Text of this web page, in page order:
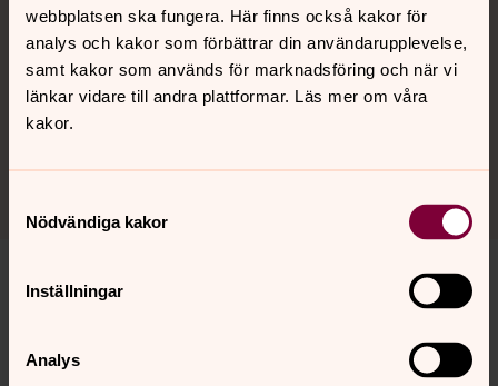
webbplatsen ska fungera. Här finns också kakor för
analys och kakor som förbättrar din användarupplevelse,
samt kakor som används för marknadsföring och när vi
länkar vidare till andra plattformar. Läs mer om våra
kakor.
Nödvändiga kakor
Inställningar
Analys
Synpunkter eller frågor på sidans